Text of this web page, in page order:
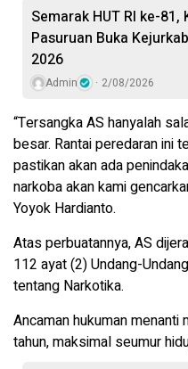
Semarak HUT RI ke-81,
Pasuruan Buka
2026
Admin 2/08/2026
“Tersangka AS hanyalah
besar. Rantai peredaran ini
pastikan akan ada
narkoba akan kami
Yoyok Hardianto.
Atas perbuatannya, AS
112 ayat (2) Undang-
tentang Narkotika.
Ancaman hukuman menanti
tahun, maksimal seumur